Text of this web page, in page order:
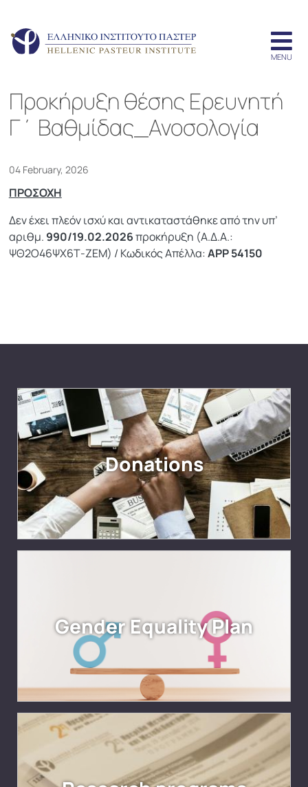
Προκήρυξη θέσης Ερευνητή
Γ΄ Βαθμίδας_Ανοσολογία
04 February, 2026
ΠΡΟΣΟΧΗ
Δεν έχει πλεόν ισχύ και αντικαταστάθηκε από την υπ’
αριθμ. 990/19.02.2026προκήρυξη (Α.Δ.Α.:
ΨΘ2Ο46ΨΧ6Τ-ΖΕΜ) / Κωδικός Απέλλα:APP 54150
Donations
Gender Equality Plan